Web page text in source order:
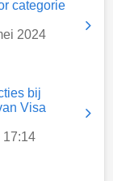
categorie
2024
bij
Visa
17:14